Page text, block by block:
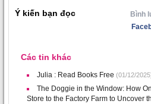
Ý kiến bạn đọc Bình
Các tin khác
Julia : Read Books Free (01/12/
The Doggie in the Window: How
Store to the Factory Farm to Uncover